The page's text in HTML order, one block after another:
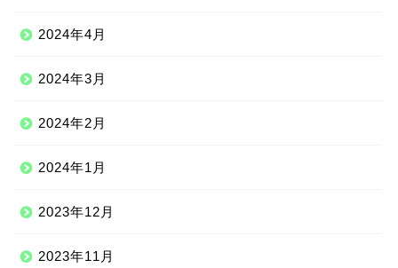
2024年4月
2024年3月
2024年2月
2024年1月
2023年12月
2023年11月